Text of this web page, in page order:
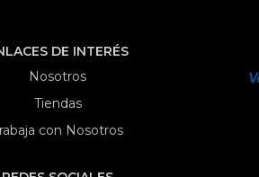
DE INTERÉS
Nosotros
Tiendas
con Nosotros